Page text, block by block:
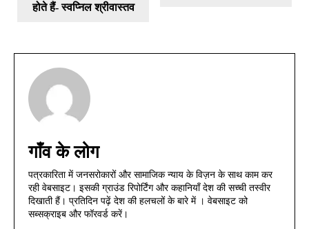
होते हैं- स्वप्निल श्रीवास्तव
गाँव के लोग
पत्रकारिता में जनसरोकारों और सामाजिक न्याय के विज़न के साथ काम कर
रही वेबसाइट। इसकी ग्राउंड रिपोर्टिंग और कहानियाँ देश की सच्ची तस्वीर
दिखाती हैं। प्रतिदिन पढ़ें देश की हलचलों के बारे में । वेबसाइट को
सब्सक्राइब और फॉरवर्ड करें।